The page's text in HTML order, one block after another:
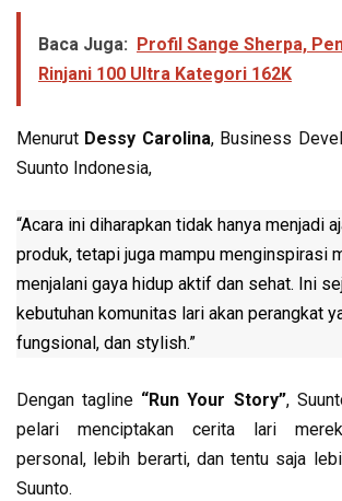
Baca Juga: Profil Sange Sherpa,
Rinjani 100 Ultra Kategori 162K
Menurut Dessy Carolina, Business
Suunto Indonesia,
“Acara ini diharapkan tidak hanya menjadi
produk, tetapi juga mampu menginspirasi
menjalani gaya hidup aktif dan sehat. Ini
kebutuhan komunitas lari akan perangkat
fungsional, dan stylish.”
Dengan tagline “Run Your Story”,
pelari menciptakan cerita lari
personal, lebih berarti, dan tentu saja
Suunto.